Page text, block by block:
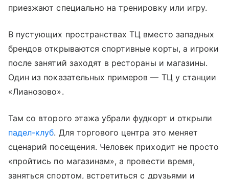
приезжают специально на тренировку или игру.
В пустующих пространствах ТЦ вместо западных
брендов открываются спортивные корты, а игроки
после занятий заходят в рестораны и магазины.
Один из показательных примеров — ТЦ у станции
«Лианозово».
Там со второго этажа убрали фудкорт и открыли
падел-клуб. Для торгового центра это меняет
сценарий посещения. Человек приходит не просто
«пройтись по магазинам», а провести время,
заняться спортом, встретиться с друзьями и